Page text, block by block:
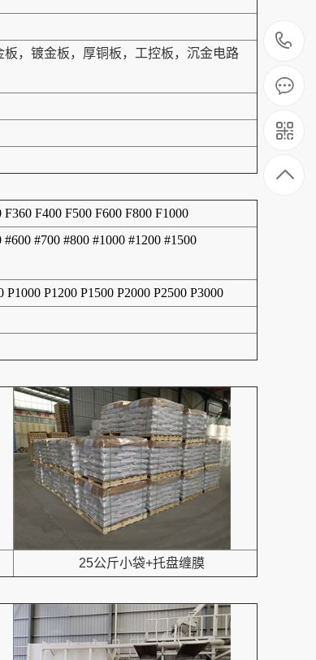
，镀金板，厚铜板，工控板，沉金电路
F400 F500 F600 F800 F1000
#700 #800 #1000 #1200 #1500
P1000 P1200 P1500 P2000 P2500 P3000
25公斤小袋+托盘缠膜